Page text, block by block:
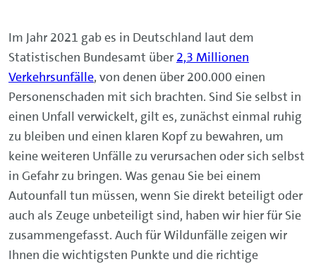
Im Jahr 2021 gab es in Deutschland laut dem
Statistischen Bundesamt über 2,3 Millionen
Verkehrsunfälle, von denen über 200.000 einen
Personenschaden mit sich brachten. Sind Sie selbst in
einen Unfall verwickelt, gilt es, zunächst einmal ruhig
zu bleiben und einen klaren Kopf zu bewahren, um
keine weiteren Unfälle zu verursachen oder sich selbst
in Gefahr zu bringen. Was genau Sie bei einem
Autounfall tun müssen, wenn Sie direkt beteiligt oder
auch als Zeuge unbeteiligt sind, haben wir hier für Sie
zusammengefasst. Auch für Wildunfälle zeigen wir
Ihnen die wichtigsten Punkte und die richtige